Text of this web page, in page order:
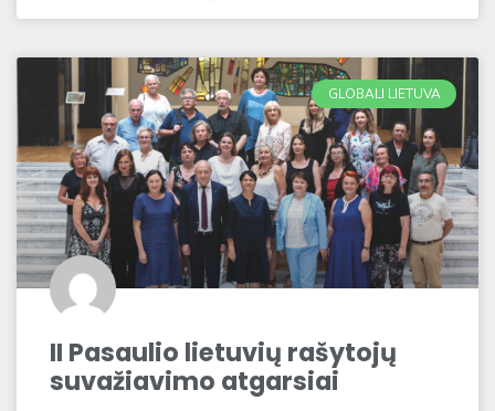
GLOBALI LIETUVA
II Pasaulio lietuvių rašytojų
suva­žiavimo atgarsiai